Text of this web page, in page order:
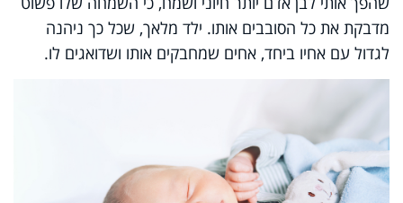
מדבקת את כל הסובבים אותו. ילד מלאך, שכל כך ניהנה
לגדול עם אחיו ביחד, אחים שמחבקים אותו ושדואגים לו.